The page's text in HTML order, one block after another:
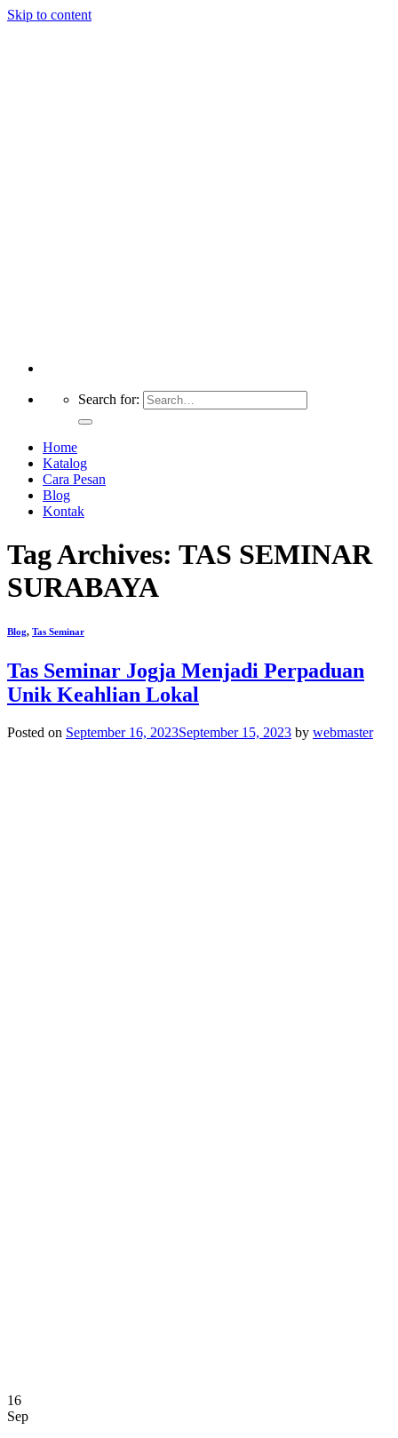
Skip to content
Search for:
Home
Katalog
Cara Pesan
Blog
Kontak
Tag Archives: TAS SEMINAR
SURABAYA
Blog, Tas Seminar
Tas Seminar Jogja Menjadi Perpaduan
Unik Keahlian Lokal
Posted on September 16, 2023September 15, 2023 by webmaster
16
Sep